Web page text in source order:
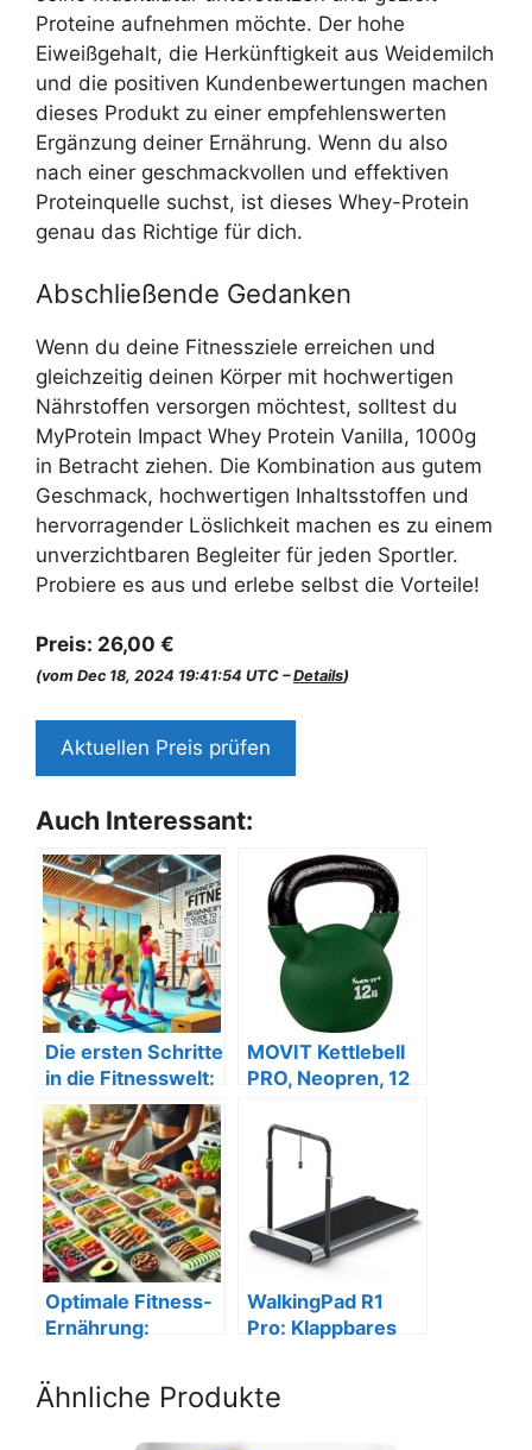
Proteine aufnehmen möchte. Der hohe
Eiweißgehalt, die Herkünftigkeit aus Weidemilch
und die positiven Kundenbewertungen machen
dieses Produkt zu einer empfehlenswerten
Ergänzung deiner Ernährung. Wenn du also
nach einer geschmackvollen und effektiven
Proteinquelle suchst, ist dieses Whey-Protein
genau das Richtige für dich.
Abschließende Gedanken
Wenn du deine Fitnessziele erreichen und
gleichzeitig deinen Körper mit hochwertigen
Nährstoffen versorgen möchtest, solltest du
MyProtein Impact Whey Protein Vanilla, 1000g
in Betracht ziehen. Die Kombination aus gutem
Geschmack, hochwertigen Inhaltsstoffen und
hervorragender Löslichkeit machen es zu einem
unverzichtbaren Begleiter für jeden Sportler.
Probiere es aus und erlebe selbst die Vorteile!
Preis: 26,00 €
(vom Dec 18, 2024 19:41:54 UTC –Details)
Aktuellen Preis prüfen
Auch Interessant:
Die ersten Schritte
in die Fitnesswelt:
Ein
Anfängerleitfaden
MOVIT Kettlebell
PRO, Neopren, 12
kg,
schadstoffgeprüft
Optimale Fitness-
Ernährung:
Nährstoffe
WalkingPad R1
Pro: Klappbares
Ähnliche Produkte